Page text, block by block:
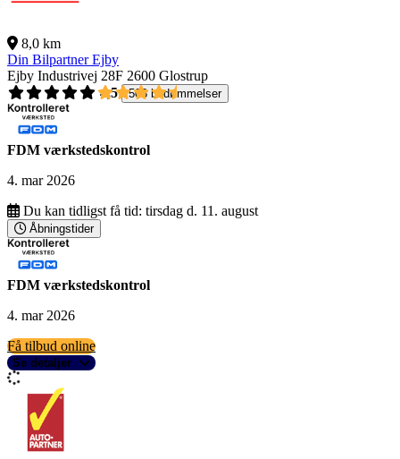
8,0 km
Din Bilpartner Ejby
Ejby Industrivej 28F 2600 Glostrup
4,5
503 bedømmelser
FDM værkstedskontrol
4. mar 2026
Du kan tidligst få tid: tirsdag d. 11. august
Åbningstider
FDM værkstedskontrol
4. mar 2026
Få tilbud online
Se detaljer